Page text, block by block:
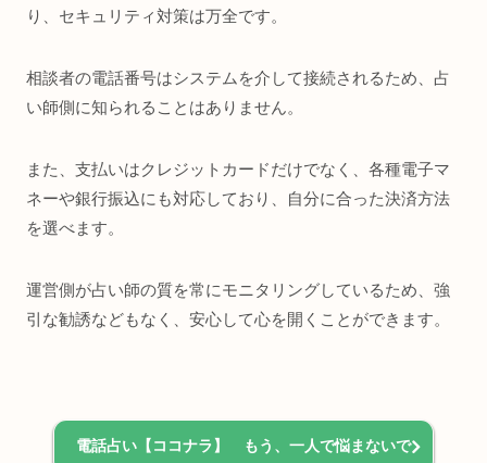
り、セキュリティ対策は万全です。
相談者の電話番号はシステムを介して接続されるため、占
い師側に知られることはありません。
また、支払いはクレジットカードだけでなく、各種電子マ
ネーや銀行振込にも対応しており、自分に合った決済方法
を選べます。
運営側が占い師の質を常にモニタリングしているため、強
引な勧誘などもなく、安心して心を開くことができます。
電話占い【ココナラ】 もう、一人で悩まないで